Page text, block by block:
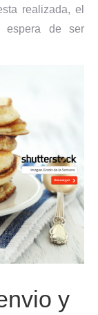
realizada, el
de ser
y